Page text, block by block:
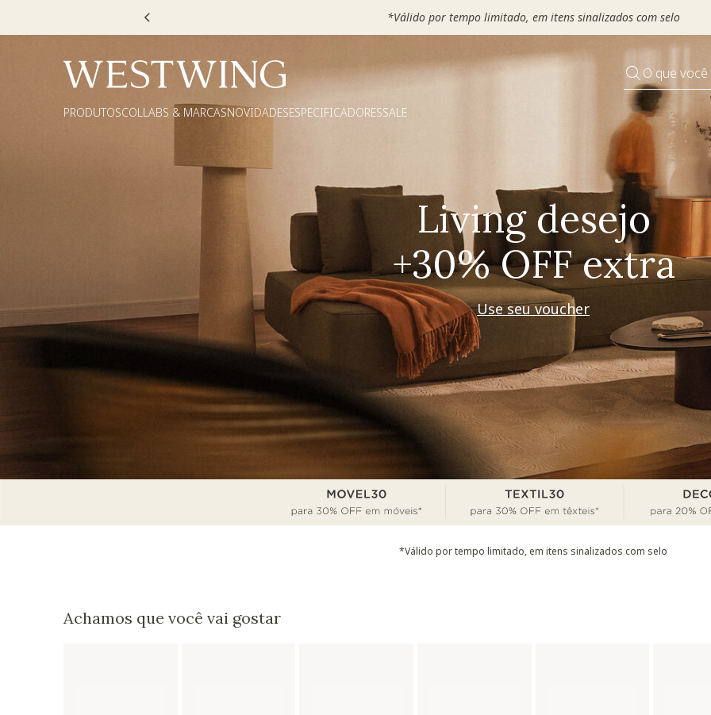
Escolha seu VOUCHER e ganhe até 30% OFF*: useMOVEL30, TEXTIL30 OU
O que
PRODUTOSCOLLABS & MARCASNOVIDADESESPECIFICADORESSALE
Pequenos rituais
Grandes mudanças
Decorar
*Válido por tempo limitado, em itens sinalizados com selo
Achamos que você vai gostar